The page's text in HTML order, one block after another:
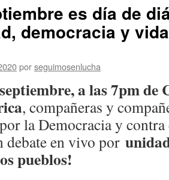
es día de
democracia y
porseguimosenlucha
a las 7pm de
, compañeras y
la Democracia y
debate en vivo por
pueblos!